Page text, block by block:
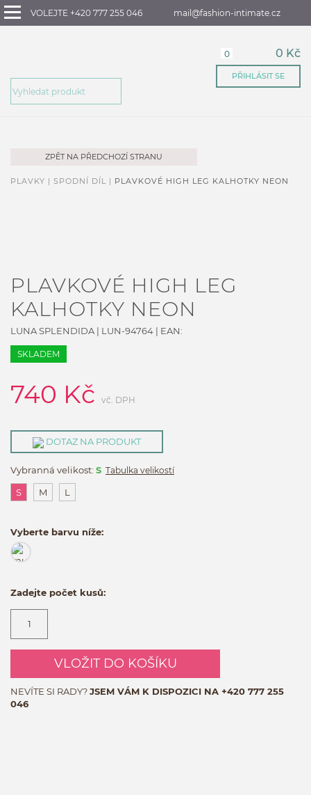
VOLEJTE +420 777 255 046 mail@fashion-intimate.cz
0 0 Kč
PŘIHLÁSIT SE
ZPĚT NA PŘEDCHOZÍ STRANU
PLAVKY | SPODNÍ DÍL | PLAVKOVÉ HIGH LEG KALHOTKY NEON
PLAVKOVÉ HIGH LEG
KALHOTKY NEON
LUNA SPLENDIDA | LUN-94764 | EAN:
SKLADEM
740 Kč vč. DPH
DOTAZ NA PRODUKT
Vybranná velikost: S Tabulka velikostí
S M L
Vyberte barvu níže:
Zadejte počet kusů:
VLOŽIT DO KOŠÍKU
NEVÍTE SI RADY?JSEM VÁM K DISPOZICI NA +420 777 255
046